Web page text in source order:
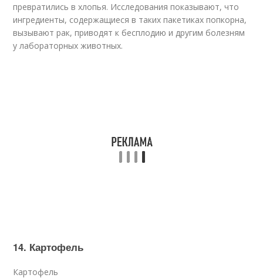
превратились в хлопья. Исследования показывают, что
ингредиенты, содержащиеся в таких пакетиках попкорна,
вызывают рак, приводят к бесплодию и другим болезням
у лабораторных животных.
14. Картофель
Картофель